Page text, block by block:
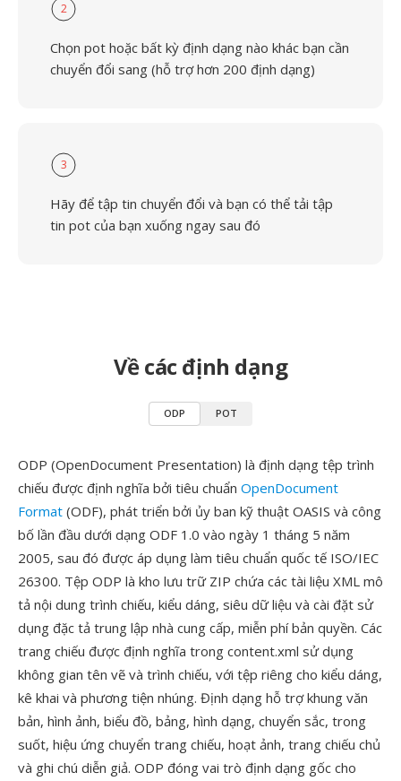
2
Chọn pot hoặc bất kỳ định dạng nào khác bạn cần
chuyển đổi sang (hỗ trợ hơn 200 định dạng)
3
Hãy để tập tin chuyển đổi và bạn có thể tải tập
tin pot của bạn xuống ngay sau đó
Về các định dạng
ODP POT
ODP (OpenDocument Presentation) là định dạng tệp trình
chiếu được định nghĩa bởi tiêu chuẩn OpenDocument
Format (ODF), phát triển bởi ủy ban kỹ thuật OASIS và công
bố lần đầu dưới dạng ODF 1.0 vào ngày 1 tháng 5 năm
2005, sau đó được áp dụng làm tiêu chuẩn quốc tế ISO/IEC
26300. Tệp ODP là kho lưu trữ ZIP chứa các tài liệu XML mô
tả nội dung trình chiếu, kiểu dáng, siêu dữ liệu và cài đặt sử
dụng đặc tả trung lập nhà cung cấp, miễn phí bản quyền. Các
trang chiếu được định nghĩa trong content.xml sử dụng
không gian tên vẽ và trình chiếu, với tệp riêng cho kiểu dáng,
kê khai và phương tiện nhúng. Định dạng hỗ trợ khung văn
bản, hình ảnh, biểu đồ, bảng, hình dạng, chuyển sắc, trong
suốt, hiệu ứng chuyển trang chiếu, hoạt ảnh, trang chiếu chủ
và ghi chú diễn giả. ODP đóng vai trò định dạng gốc cho